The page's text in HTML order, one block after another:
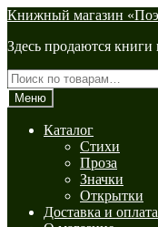
Перейти
навигации
Перейти
содержимому
Книжный магазин
Здесь продаются
Искать:
Меню
Каталог
Стихи
Проза
Значки
Открытки
Доставка и оплата